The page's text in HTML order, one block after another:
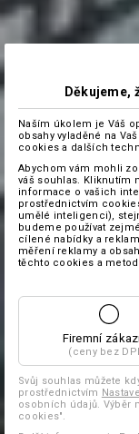
Děkujeme,
Naším úkolem je Váš
obsahy vyladěné na
cookies a dalších
Abychom vám mohli
váš souhlas. Kliknutím
informace o vašich
prostřednictvím
umělé inteligenci),
budeme používat
cílené nabídky a
měření reklamy a
těchto cookies a
Firemní
(ceny bez
Svůj souhlas můžete
prostřednictvím
osobních údajů. Výběr
cookies".